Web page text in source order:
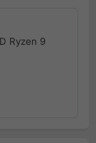
Ryzen 9